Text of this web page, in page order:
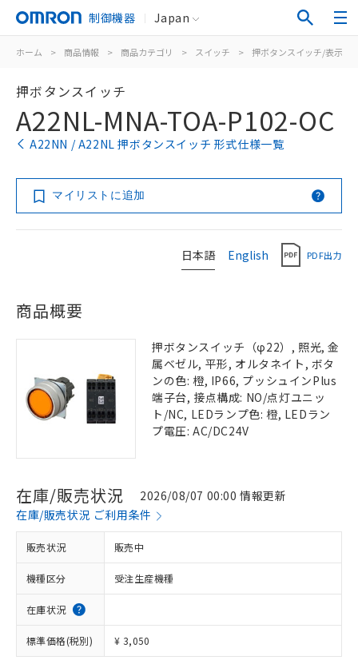
制御機器 Japan
ホーム > 商品情報 > 商品カテゴリ > スイッチ > 押ボタンスイッチ/表示灯
押ボタンスイッチ
A22NL-MNA-TOA-P102-OC
A22NN / A22NL 押ボタンスイッチ 形式仕様一覧
マイリストに追加
日本語 English PDF出力
商品概要
押ボタンスイッチ（φ22）, 照光, 金
属ベゼル, 平形, オルタネイト, ボタ
ンの色: 橙, IP66, プッシュインPlus
端子台, 接点構成: NO/点灯ユニッ
ト/NC, LEDランプ色: 橙, LEDラン
プ電圧: AC/DC24V
在庫/販売状況
2026/08/07 00:00 情報更新
在庫/販売状況 ご利用条件
販売状況 販売中
機種区分 受注生産機種
在庫状況
標準価格(税別) ¥ 3,050